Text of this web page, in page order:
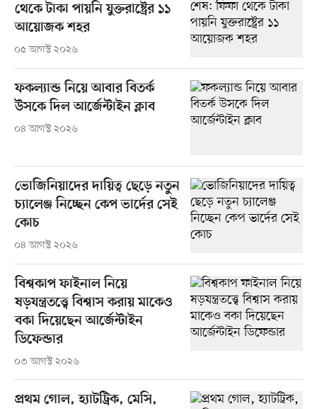
থেকে টাকা পায়নি যুক্তরাষ্ট্রের ১১
আয়োজক শহর
০৫ আগস্ট ২০২৬
ফকল্যান্ড নিয়ে আবার বিতর্ক
উসকে দিল আর্জেন্টাইন ক্লাব
০৪ আগস্ট ২০২৬
ভোজিনিয়াদের দায়িত্ব ছেড়ে নতুন
চ্যালেঞ্জ নিচ্ছেন কেপ ভার্দের সেই
কোচ
০৪ আগস্ট ২০২৬
বিশ্বকাপ ফাইনাল নিয়ে
ষড়যন্ত্রতত্ত্বে বিশ্বাস করায় মাকেও
বকা দিয়েছেন আর্জেন্টাইন
ডিফেন্ডার
০৩ আগস্ট ২০২৬
প্রথম গোল, হ্যাটট্রিক, মেসি,